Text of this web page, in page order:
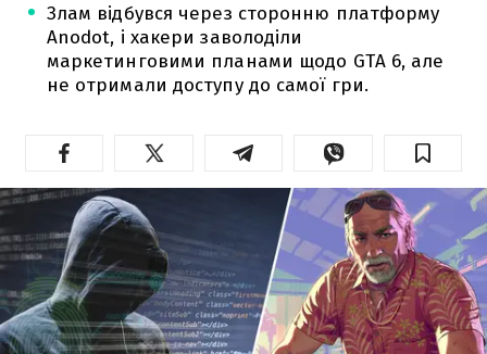
Злам відбувся через сторонню платформу
Anodot, і хакери заволоділи
маркетинговими планами щодо GTA 6, але
не отримали доступу до самої гри.